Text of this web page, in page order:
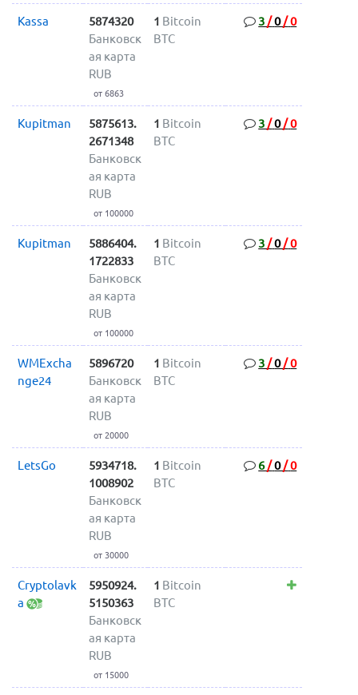
Kassa
5874320
Банковск
ая карта
RUB
от 6863
1 Bitcoin
BTC
3 /0/0
Kupitman
5875613.
2671348
Банковск
ая карта
RUB
от 100000
1 Bitcoin
BTC
3 /0/0
Kupitman
5886404.
1722833
Банковск
ая карта
RUB
от 100000
1 Bitcoin
BTC
3 /0/0
WMExcha
nge24
5896720
Банковск
ая карта
RUB
от 20000
1 Bitcoin
BTC
3 /0/0
LetsGo
5934718.
1008902
Банковск
ая карта
RUB
от 30000
1 Bitcoin
BTC
6/0/0
Cryptolavk
a
5950924.
5150363
Банковск
ая карта
RUB
от 15000
1 Bitcoin
BTC